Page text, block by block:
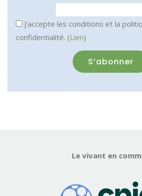
J'accepte les conditions et la
confidentialité. (Lien)
Le vivant en